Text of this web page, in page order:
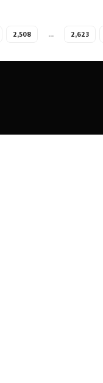
2,508 … 2,623